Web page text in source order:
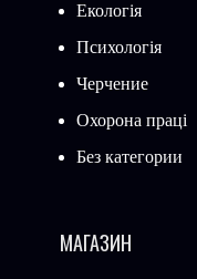
Екологія
Психологія
Черчение
Охорона праці
Без категории
МАГАЗИН